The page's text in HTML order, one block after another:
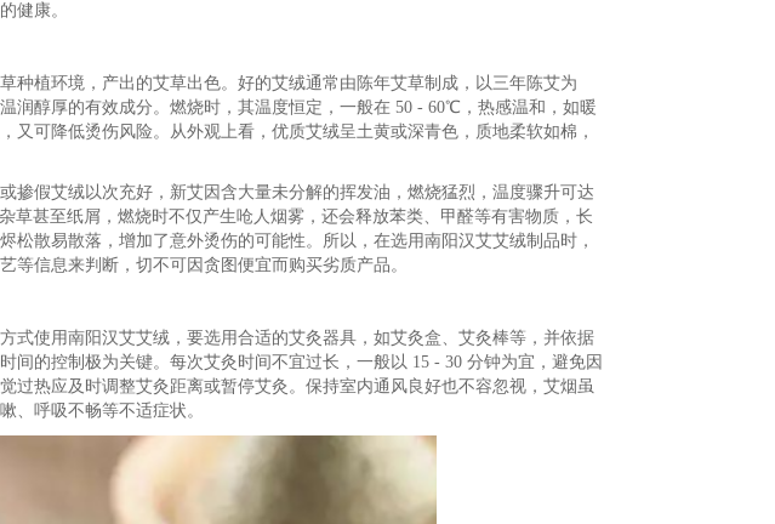
健康。
种植环境，产出的艾草出色。好的艾绒通常由陈年艾草制成，以三年陈艾为
润醇厚的有效成分。燃烧时，其温度恒定，一般在 50 - 60℃，热感温和，如暖
可降低烫伤风险。从外观上看，优质艾绒呈土黄或深青色，质地柔软如棉，
掺假艾绒以次充好，新艾因含大量未分解的挥发油，燃烧猛烈，温度骤升可达
甚至纸屑，燃烧时不仅产生呛人烟雾，还会释放苯类、甲醛等有害物质，长
散易散落，增加了意外烫伤的可能性。所以，在选用南阳汉艾艾绒制品时，
信息来判断，切不可因贪图便宜而购买劣质产品。
式使用南阳汉艾艾绒，要选用合适的艾灸器具，如艾灸盒、艾灸棒等，并依据
间的控制极为关键。每次艾灸时间不宜过长，一般以 15 - 30 分钟为宜，避免因
过热应及时调整艾灸距离或暂停艾灸。保持室内通风良好也不容忽视，艾烟虽
、呼吸不畅等不适症状。